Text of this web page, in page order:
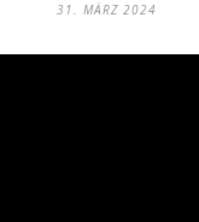
31. MÄRZ 2024